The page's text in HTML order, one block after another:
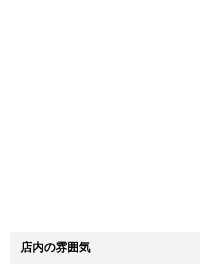
店内の雰囲気